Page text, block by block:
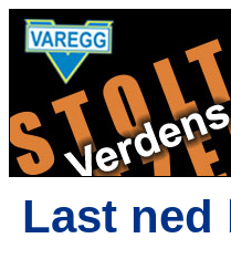
Last ned